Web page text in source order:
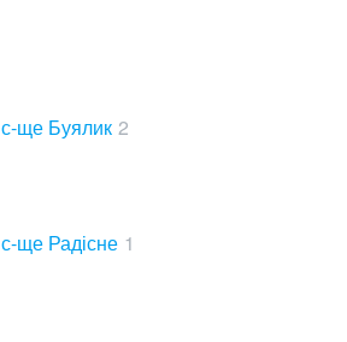
с-ще Буялик 2
с-ще Радісне 1